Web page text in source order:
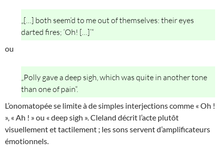
„[…] both seem’d to me out of themselves: their eyes
darted fires; ‘Oh! […]’“
ou
„Polly gave a deep sigh, which was quite in another tone
than one of pain“.
L’onomatopée se limite à de simples interjections comme « Oh !
», « Ah ! » ou « deep sigh ». Cleland décrit l’acte plutôt
visuellement et tactilement ; les sons servent d’amplificateurs
émotionnels.